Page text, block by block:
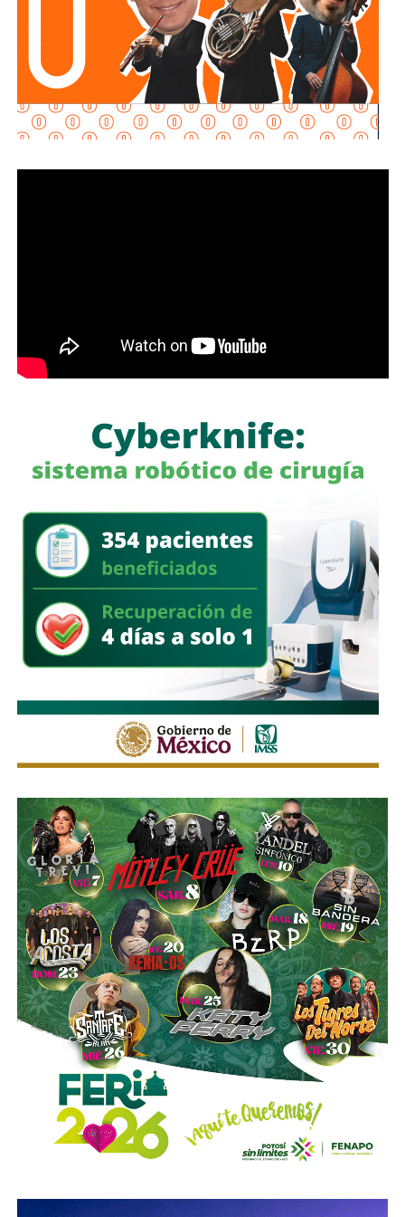
Aquos El Realito es una sociedad integrada porAqualia
Gestión Integral de Agua(44%) yAqualia
Infraestructura(5%), filiales del grupo españolFCC;
Conoinsa
(50.999%), filial deEmpresas ICA ; yServicios
de Agua Trident(0.001%), filial de la japonesa Mitsui.
Históricamente propiedad de la familia Koplowitz,FCC se
consolidó como una de las constructoras más
importantes de España
, pero fue acumulando una deuda
que la dejó al borde de la quiebra a mediados de la década
pasada, hasta queel ingeniero Slim inyectó el capital
necesario para salvar a la compañía y convertirse en
su principal accionista. Desde su llegada, se han hecho
con proyectos de la talla de la remodelación delEstadio
del Metro de Nueva York.
El vínculo de Slim con El Realito no se limita a su
participación como socio operador. La propia constructora
de Carlos Slim,Carso Infraestructura y Construcción
(CICSA), fue la que diseñó y construyó físicamente la
presa, bajo un contrato adjudicado en 2008. Así lo
documenta el propio sitio de CICSA, que enlista la obra en
su portafolio de proyectos de agua, junto con reportes de
la revista Expansióny los reportes anuales de Grupo
Carso, que reportan el avance de la construcción en 2008 y
su conclusión en 2012. Es decir:antes de cobrar por
operar el acueducto, Slim ya había cobrado por
levantarlo.
El otro bloque,Conoinsa/Empresas ICA
(50.999% del
consorcio, la porción mayor), no es de Slim (o no del todo).
reportaje de investigación para la revistaProceso(15 de